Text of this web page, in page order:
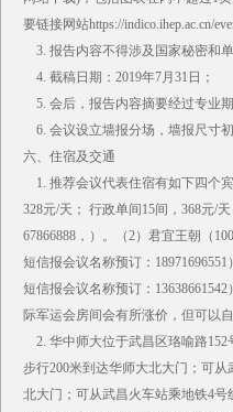
要链接网站https://indico.ihep.ac.cn/
3. 报告内容不得涉及国家秘密和
4. 截稿日期：2019年7月31日；
5. 会后，报告内容摘要经过专业
6. 会议设立墙报分场，墙报尺寸
六、住宿及交通
1. 推荐会议代表住宿有如下四个
328元/天； 行政单间15间，368元/
67866888，）。（2）君宜王朝（
短信报会议名称预订：
短信报会议名称预订：
际军运会房间会有所涨价，但可以
2. 华中师大位于武昌区珞喻路152
步行200米到达华师大北大门；可
北大门；可从武昌火车站乘地铁4